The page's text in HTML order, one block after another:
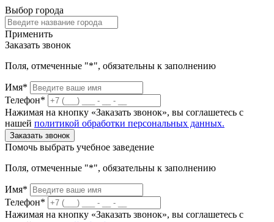
Выбор города
Применить
Заказать звонок
Поля, отмеченные "*", обязательны к заполнению
Имя*
Телефон*
Нажимая на кнопку «Заказать звонок», вы соглашетесь с
нашей политикой обработки персональных данных.
Заказать звонок
Помочь выбрать учебное заведение
Поля, отмеченные "*", обязательны к заполнению
Имя*
Телефон*
Нажимая на кнопку «Заказать звонок», вы соглашетесь с